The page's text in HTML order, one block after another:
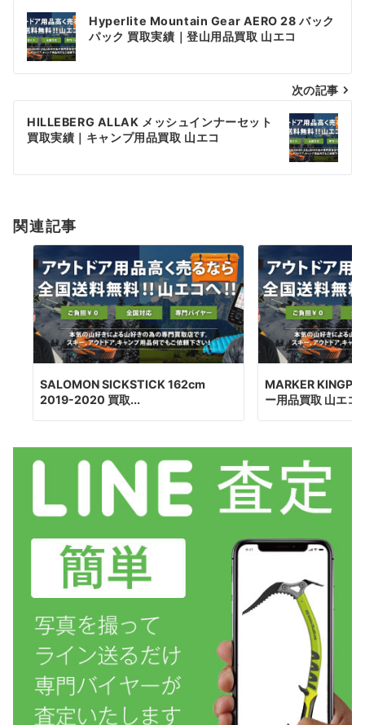
投
稿
ナ
ビ
ゲ
ー
シ
ン
Hyperlite Mountain Gear AERO 28 バック
パック 買取実績｜登山用品買取 山エコ
次の記事
HILLEBERG ALLAK メッシュインナーセット
買取実績｜キャンプ用品買取 山エコ
関連記事
SALOMON SICKSTICK 162cm
2019-2020 買取...
MARKER
ー用品買取 山エコ